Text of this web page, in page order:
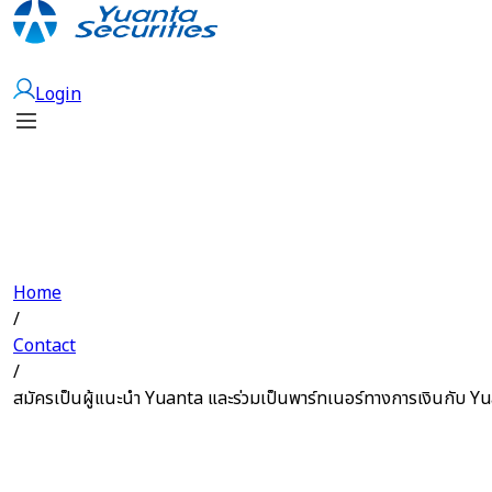
Login
Home
/
Contact
/
สมัครเป็นผู้แนะนำ Yuanta และร่วมเป็นพาร์ทเนอร์ทางการเงินกับ